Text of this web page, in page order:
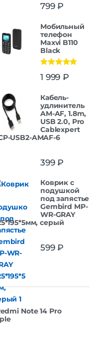
799₽
Мобильный
телефон
Maxvi B110
Black
из 5
1 999 ₽
Кабель-
удлинитель
AM-AF, 1.8m,
USB 2.0, Pro
Cablexpert
USB2-AMAF-6
399₽
Коврик с
подушкой
под запястье
Gembird MP-
WR-GRAY
серый
599₽
Note 14 Pro